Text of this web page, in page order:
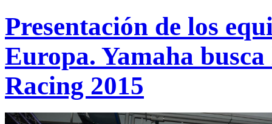
Presentación de los
Europa. Yamaha
Racing 2015